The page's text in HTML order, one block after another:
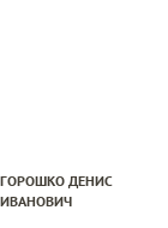
ГОРОШКО ДЕНИС
ИВАНОВИЧ